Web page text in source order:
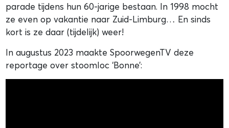
parade tijdens hun 60-jarige bestaan. In 1998 mocht
ze even op vakantie naar Zuid-Limburg… En sinds
kort is ze daar (tijdelijk) weer!
In augustus 2023 maakte SpoorwegenTV deze
reportage over stoomloc ‘Bonne’: